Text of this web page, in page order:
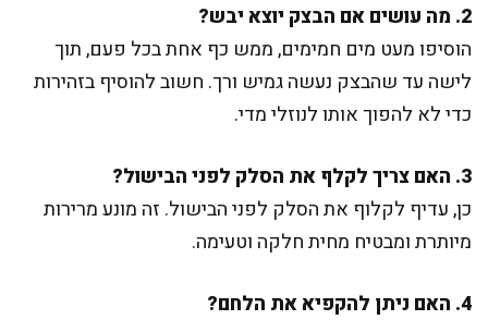
2. מה עושים אם הבצק יוצא יבש?
הוסיפו מעט מים חמימים, ממש כף אחת בכל פעם, תוך
לישה עד שהבצק נעשה גמיש ורך. חשוב להוסיף בזהירות
כדי לא להפוך אותו לנוזלי מדי.
3. האם צריך לקלף את הסלק לפני הבישול?
כן, עדיף לקלוף את הסלק לפני הבישול. זה מונע מרירות
מיותרת ומבטיח מחית חלקה וטעימה.
4. האם ניתן להקפיא את הלחם?